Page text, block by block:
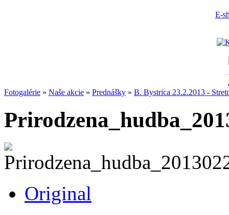
E-
Fotogalérie » Naše akcie » Prednášky » B. Bystrica 23.2.2013 -
Original